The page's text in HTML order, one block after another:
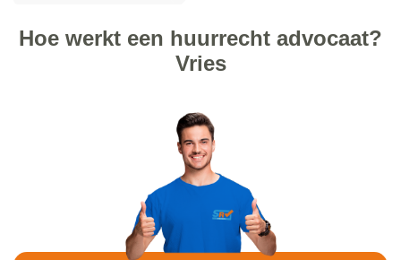
Hoe werkt een huurrecht advocaat?
Vries